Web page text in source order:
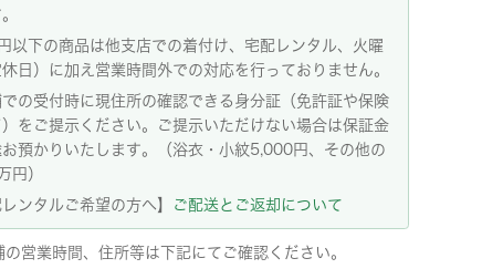
以下の商品は他支店での着付け、宅配レンタル、火曜
休日）に加え営業時間外での対応を行っておりません。
の受付時に現住所の確認できる身分証（免許証や保険
をご提示ください。ご提示いただけない場合は保証金
お預かりいたします。（浴衣・小紋5,000円、その他の
円）
レンタルご希望の方へ】
ご配送とご返却について
の営業時間、住所等は下記にてご確認ください。